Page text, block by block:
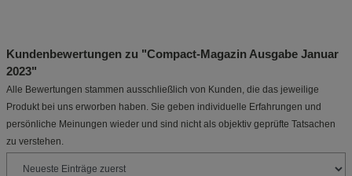
Kundenbewertungen zu "Compact-Magazin Ausgabe Januar
2023"
Alle Bewertungen stammen ausschließlich von Kunden, die das jeweilige
Produkt bei uns erworben haben. Sie geben individuelle Erfahrungen und
persönliche Meinungen wieder und sind nicht als objektiv geprüfte Tatsachen
zu verstehen.